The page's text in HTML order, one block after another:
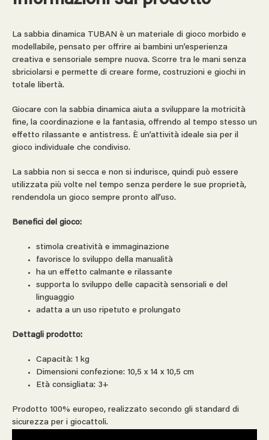
La sabbia dinamica TUBAN è un materiale di gioco morbido e
modellabile, pensato per offrire ai bambini un’esperienza
creativa e sensoriale sempre nuova. Scorre tra le mani senza
sbriciolarsi e permette di creare forme, costruzioni e giochi in
totale libertà.
Giocare con la sabbia dinamica aiuta a sviluppare la motricità
fine, la coordinazione e la fantasia, offrendo al tempo stesso un
effetto rilassante e antistress. È un’attività ideale sia per il
gioco individuale che condiviso.
La sabbia non si secca e non si indurisce, quindi può essere
utilizzata più volte nel tempo senza perdere le sue proprietà,
rendendola un gioco sempre pronto all’uso.
Benefici del gioco:
stimola creatività e immaginazione
favorisce lo sviluppo della manualità
ha un effetto calmante e rilassante
supporta lo sviluppo delle capacità sensoriali e del
linguaggio
adatta a un uso ripetuto e prolungato
Dettagli prodotto:
Capacità: 1 kg
Dimensioni confezione: 10,5 x 14 x 10,5 cm
Età consigliata: 3+
Prodotto 100% europeo, realizzato secondo gli standard di
sicurezza per i giocattoli.